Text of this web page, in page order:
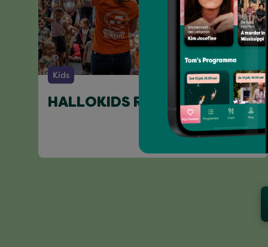
Kids
HALLOKIDS RADIO